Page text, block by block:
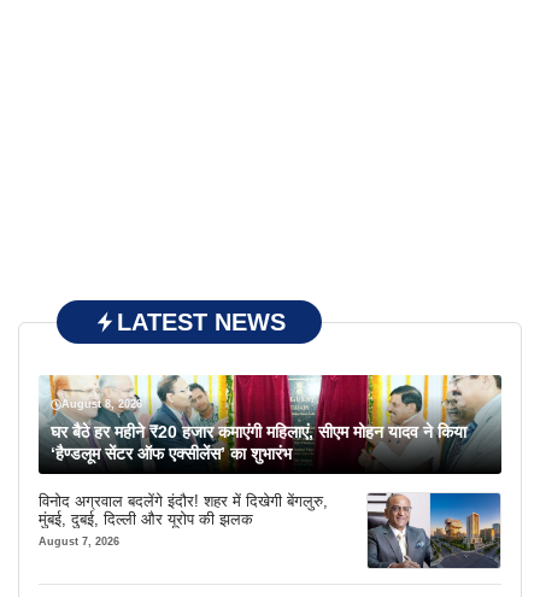
LATEST NEWS
August 8, 2026
घर बैठे हर महीने ₹20 हजार कमाएंगी महिलाएं, सीएम मोहन यादव ने किया
‘हैण्डलूम सेंटर ऑफ एक्सीलेंस’ का शुभारंभ
विनोद अग्रवाल बदलेंगे इंदौर! शहर में दिखेगी बेंगलुरु,
मुंबई, दुबई, दिल्ली और यूरोप की झलक
August 7, 2026